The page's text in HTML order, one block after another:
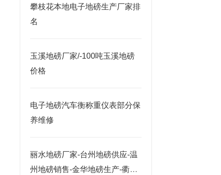
攀枝花本地电子地磅生产厂家排
名
玉溪地磅厂家/-100吨玉溪地磅
价格
电子地磅汽车衡称重仪表部分保
养维修
丽水地磅厂家-台州地磅供应-温
州地磅销售-金华地磅生产-衢州